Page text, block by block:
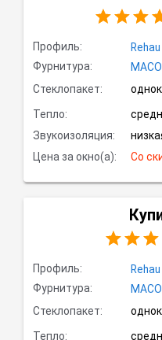
Профиль:
Фурнитура:
Стеклопакет:
Тепло:
Звукоизоляция:
Цена за окно(а):
Со
Профиль:
Фурнитура:
Стеклопакет:
Тепло: